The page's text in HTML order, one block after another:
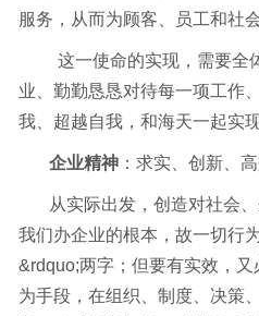
服务，从而为顾客、员工和社
这一使命的实现，需要全
业、勤勤恳恳对待每一项工作
我、超越自我，和海天一起实
企业精神：求实、创新、高
从实际出发，创造对社会
我们办企业的根本，故一切行
&rdquo;两字；但要有实效，
为手段，在组织、制度、决策